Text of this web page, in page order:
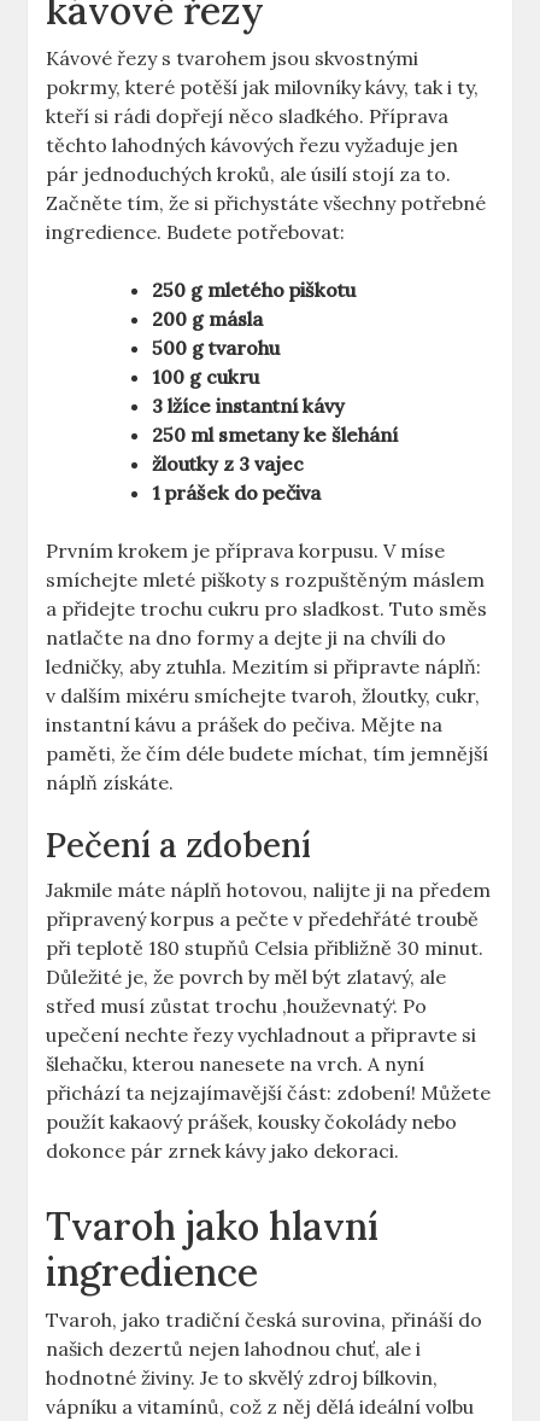
kávové řezy
Kávové řezy s tvarohem jsou skvostnými
pokrmy, které potěší jak milovníky kávy, tak i ty,
kteří si rádi dopřejí něco sladkého. Příprava
těchto lahodných kávových řezu vyžaduje jen
pár jednoduchých kroků, ale úsilí stojí za to.
Začněte tím, že si přichystáte všechny potřebné
ingredience. Budete potřebovat:
250 g mletého piškotu
200 g másla
500 g tvarohu
100 g cukru
3 lžíce instantní kávy
250 ml smetany ke šlehání
žloutky z 3 vajec
1 prášek do pečiva
Prvním krokem je příprava korpusu. V míse
smíchejte mleté piškoty s rozpuštěným máslem
a přidejte trochu cukru pro sladkost. Tuto směs
natlačte na dno formy a dejte ji na chvíli do
ledničky, aby ztuhla. Mezitím si připravte náplň:
v dalším mixéru smíchejte tvaroh, žloutky, cukr,
instantní kávu a prášek do pečiva. Mějte na
paměti, že čím déle budete míchat, tím jemnější
náplň získáte.
Pečení a zdobení
Jakmile máte náplň hotovou, nalijte ji na předem
připravený korpus a pečte v předehřáté troubě
při teplotě 180 stupňů Celsia přibližně 30 minut.
Důležité je, že povrch by měl být zlatavý, ale
střed musí zůstat trochu ‚houževnatý‘. Po
upečení nechte řezy vychladnout a připravte si
šlehačku, kterou nanesete na vrch. A nyní
přichází ta nejzajímavější část: zdobení! Můžete
použít kakaový prášek, kousky čokolády nebo
dokonce pár zrnek kávy jako dekoraci.
Tvaroh jako hlavní
ingredience
Tvaroh, jako tradiční česká surovina, přináší do
našich dezertů nejen lahodnou chuť, ale i
hodnotné živiny. Je to skvělý zdroj bílkovin,
vápníku a vitamínů, což z něj dělá ideální volbu